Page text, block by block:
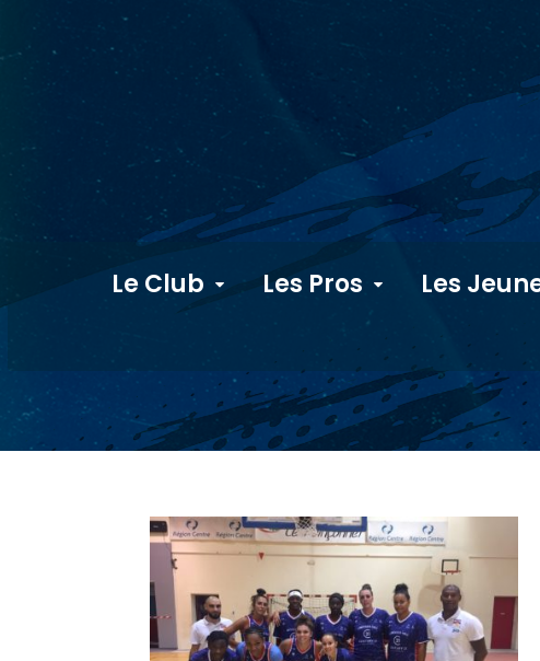
Le Club Les Pros Les